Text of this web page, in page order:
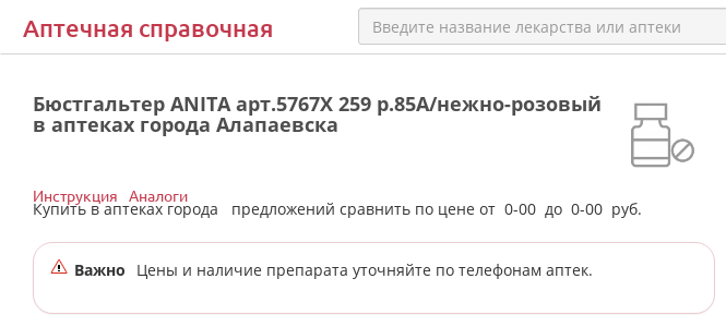
Аптечная справочная
Бюстгальтер ANITA арт.5767X 259 р.85A/нежно-розовый
в аптеках города Алапаевска
Купить в аптеках города предложений сравнить по цене от 0-00 до 0-00 руб.
Инструкция Аналоги
Важно Цены и наличие препарата уточняйте по телефонам аптек.